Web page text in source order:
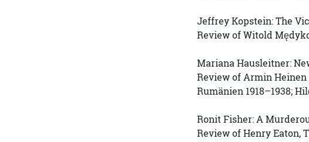
Jeffrey Kopstein: The
Review of Witold
Mariana Hausleitner:
Review of Armin
Rumänien 1918–1938;
Ronit Fisher: A
Review of Henry Eaton,